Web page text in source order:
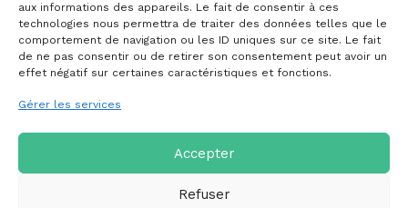
aux informations des appareils. Le fait de consentir à ces
technologies nous permettra de traiter des données telles que le
comportement de navigation ou les ID uniques sur ce site. Le fait
de ne pas consentir ou de retirer son consentement peut avoir un
effet négatif sur certaines caractéristiques et fonctions.
Gérer les services
Accepter
Refuser
Avis et mémoires
Autres publications
NOUS JOINDRE
Politique de confidentialité des
Politique de cookies (CA)